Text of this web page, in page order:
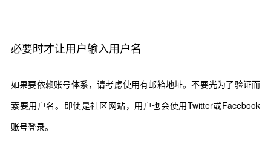
必要时才让用户输入用户名
如果要依赖账号体系，请考虑使用有邮箱地址。不要光为了验证而
索要用户名。即使是社区网站，用户也会使用Twitter或Facebook
账号登录。